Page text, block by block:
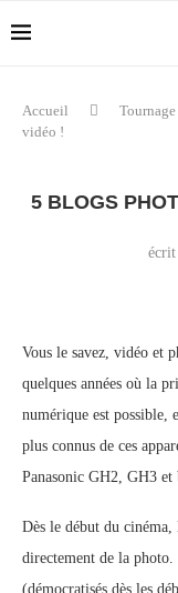
Accueil Tournage
vidéo !
5 BLOGS
Vous le savez, vidéo et
quelques années où la
numérique est possible,
plus connus de ces
Panasonic GH2, GH3
Dès le début du
directement de la
(démocratisés dès les